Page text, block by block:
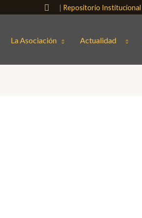
Buscar
| Repositorio Institucional
La Asociación Actualidad